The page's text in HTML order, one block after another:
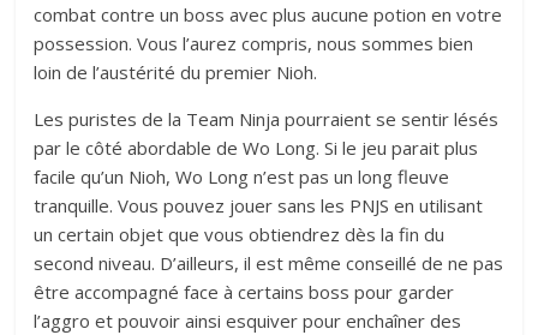
combat contre un boss avec plus aucune potion en votre
possession. Vous l’aurez compris, nous sommes bien
loin de l’austérité du premier Nioh.
Les puristes de la Team Ninja pourraient se sentir lésés
par le côté abordable de Wo Long. Si le jeu parait plus
facile qu’un Nioh, Wo Long n’est pas un long fleuve
tranquille. Vous pouvez jouer sans les PNJS en utilisant
un certain objet que vous obtiendrez dès la fin du
second niveau. D’ailleurs, il est même conseillé de ne pas
être accompagné face à certains boss pour garder
l’aggro et pouvoir ainsi esquiver pour enchaîner des